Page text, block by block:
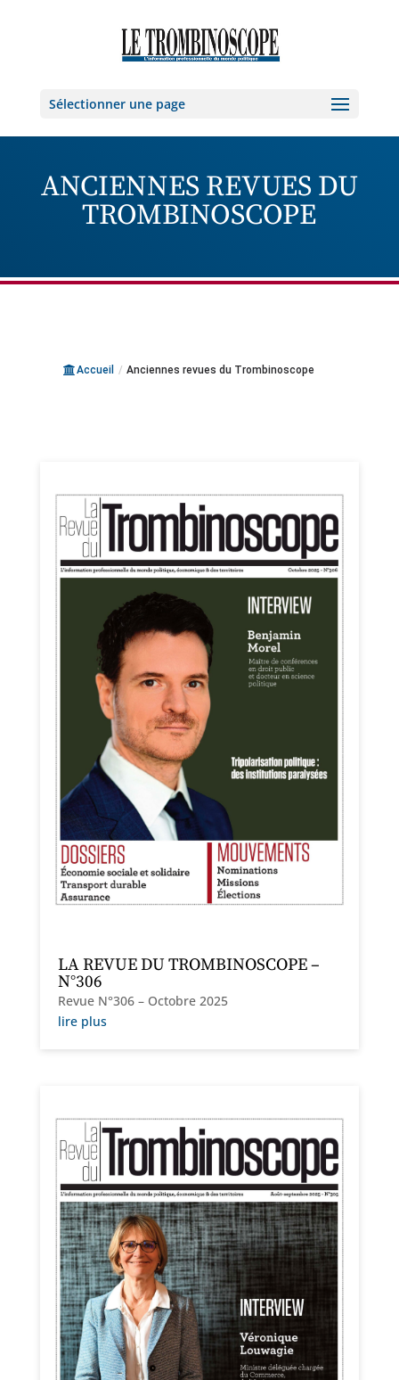
Sélectionner une page
ANCIENNES REVUES DU
TROMBINOSCOPE
Accueil / Anciennes revues du Trombinoscope
LA REVUE DU TROMBINOSCOPE –
N°306
Revue N°306 – Octobre 2025
lire plus